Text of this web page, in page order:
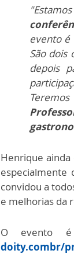
evento é
São dois
depois
Henrique ainda
especialmente
convidou a
e melhorias da
O evento
doity.combr/